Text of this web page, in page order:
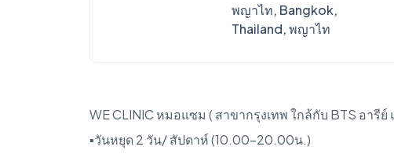
พญาไท, Bangkok,
Thailand, พญาไท
WE CLINIC หมอแซม ( สาขากรุงเทพ ใกล้กับ BTS อารีย์
▪️วันหยุด 2 วัน/ สัปดาห์ (10.00-20.00น.)